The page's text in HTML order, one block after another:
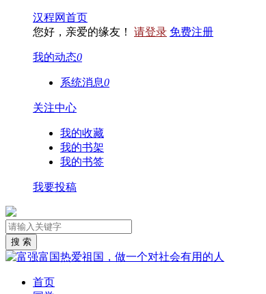
汉程网首页
您好，亲爱的缘友！ 请登录 免费注册
我的动态0
系统消息0
关注中心
我的收藏
我的书架
我的书签
我要投稿
首页